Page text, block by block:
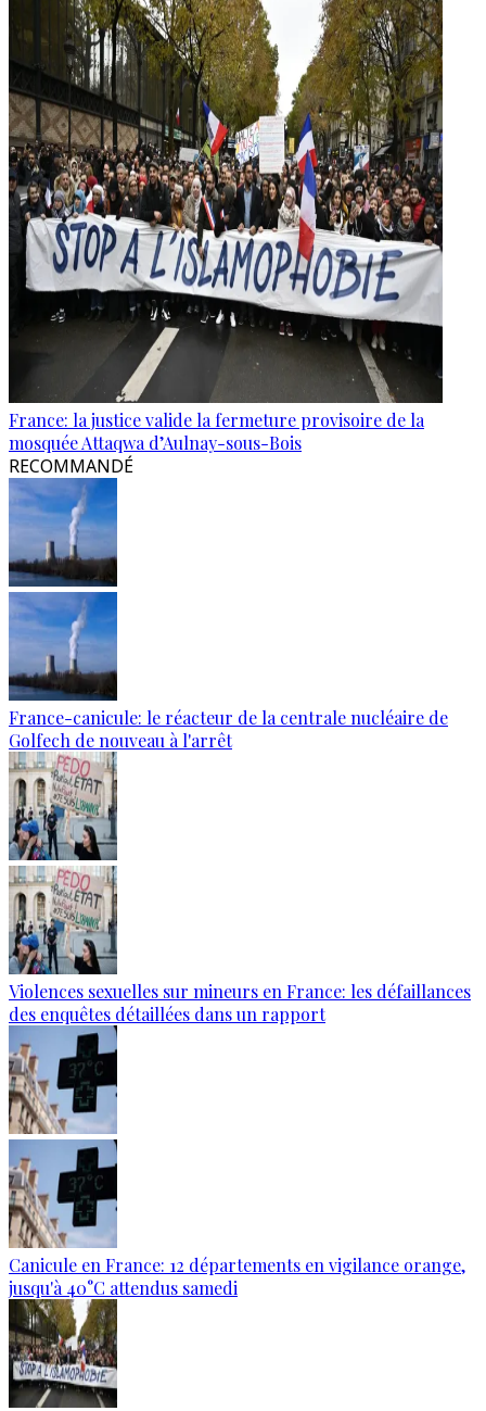
France: la justice valide la fermeture provisoire de la
mosquée Attaqwa d’Aulnay-sous-Bois
RECOMMANDÉ
France-canicule: le réacteur de la centrale nucléaire de
Golfech de nouveau à l'arrêt
Violences sexuelles sur mineurs en France: les défaillances
des enquêtes détaillées dans un rapport
Canicule en France: 12 départements en vigilance orange,
jusqu'à 40°C attendus samedi